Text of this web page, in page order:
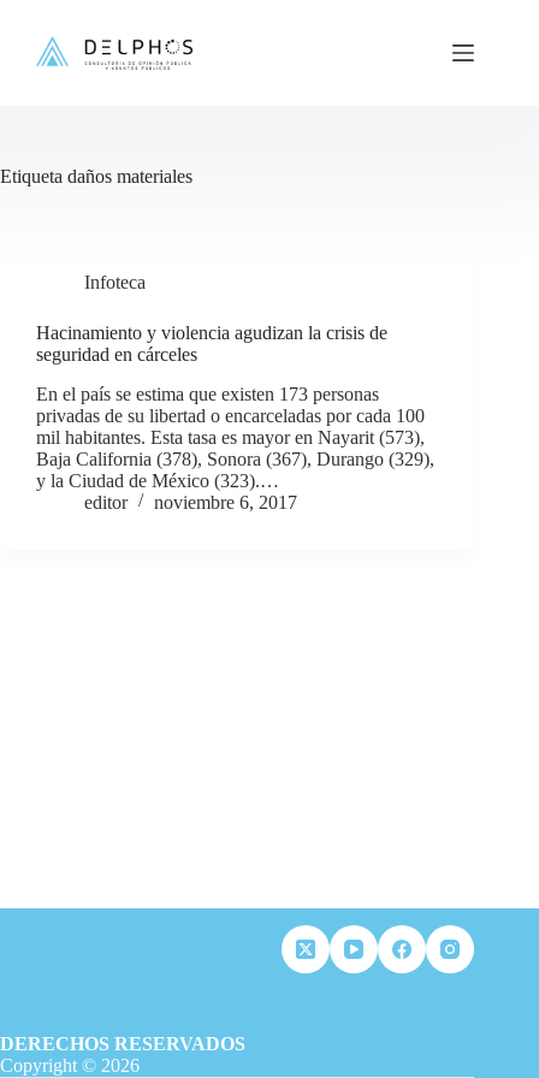
contenido
Etiqueta daños materiales
Infoteca
Hacinamiento y violencia agudizan la crisis de
seguridad en cárceles
En el país se estima que existen 173 personas
privadas de su libertad o encarceladas por cada 100
mil habitantes. Esta tasa es mayor en Nayarit (573),
Baja California (378), Sonora (367), Durango (329),
y la Ciudad de México (323).…
editor
noviembre 6, 2017
DERECHOS RESERVADOS
Copyright © 2026